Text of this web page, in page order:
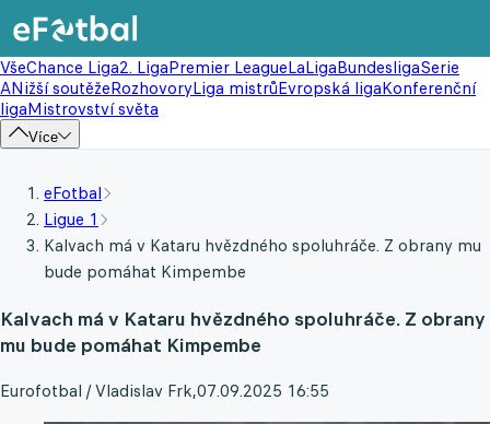
VšeChance Liga2. LigaPremier LeagueLaLigaBundesligaSerie
ANižší soutěžeRozhovoryLiga mistrůEvropská ligaKonferenční
ligaMistrovství světa
Více
eFotbal
Ligue 1
Kalvach má v Kataru hvězdného spoluhráče. Z obrany mu
bude pomáhat Kimpembe
Kalvach má v Kataru hvězdného spoluhráče. Z obrany
mu bude pomáhat Kimpembe
Eurofotbal / Vladislav Frk,07.09.2025 16:55